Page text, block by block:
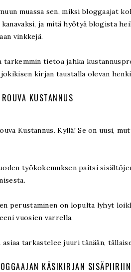
muassa sen, miksi bloggaajat
ja mitä hyötyä blogista
vinkkejä.
tarkemmin tietoa jahka
kirjan taustalla olevan
KUSTANNUS
Kustannus. Kyllä! Se on uusi,
työkokemuksen paitsi
perustaminen on lopulta lyhyt
vuosien varrella.
tarkastelee juuri tänään,
KÄSIKIRJAN SISÄPIIRIIN